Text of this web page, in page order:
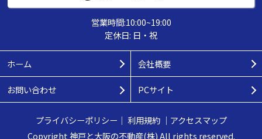
営業時間:10:00~19:00
定休日: 日・祝
ホーム 会社概要
お問い合わせ PCサイト
プライバシーポリシー ｜ 利用規約｜ アクセスマップ
Copyright 神戸と大阪の不動産(株) All rights reserved.